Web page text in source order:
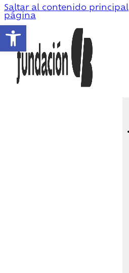
Abrir barra de herramientas
Saltar al contenido principal
página